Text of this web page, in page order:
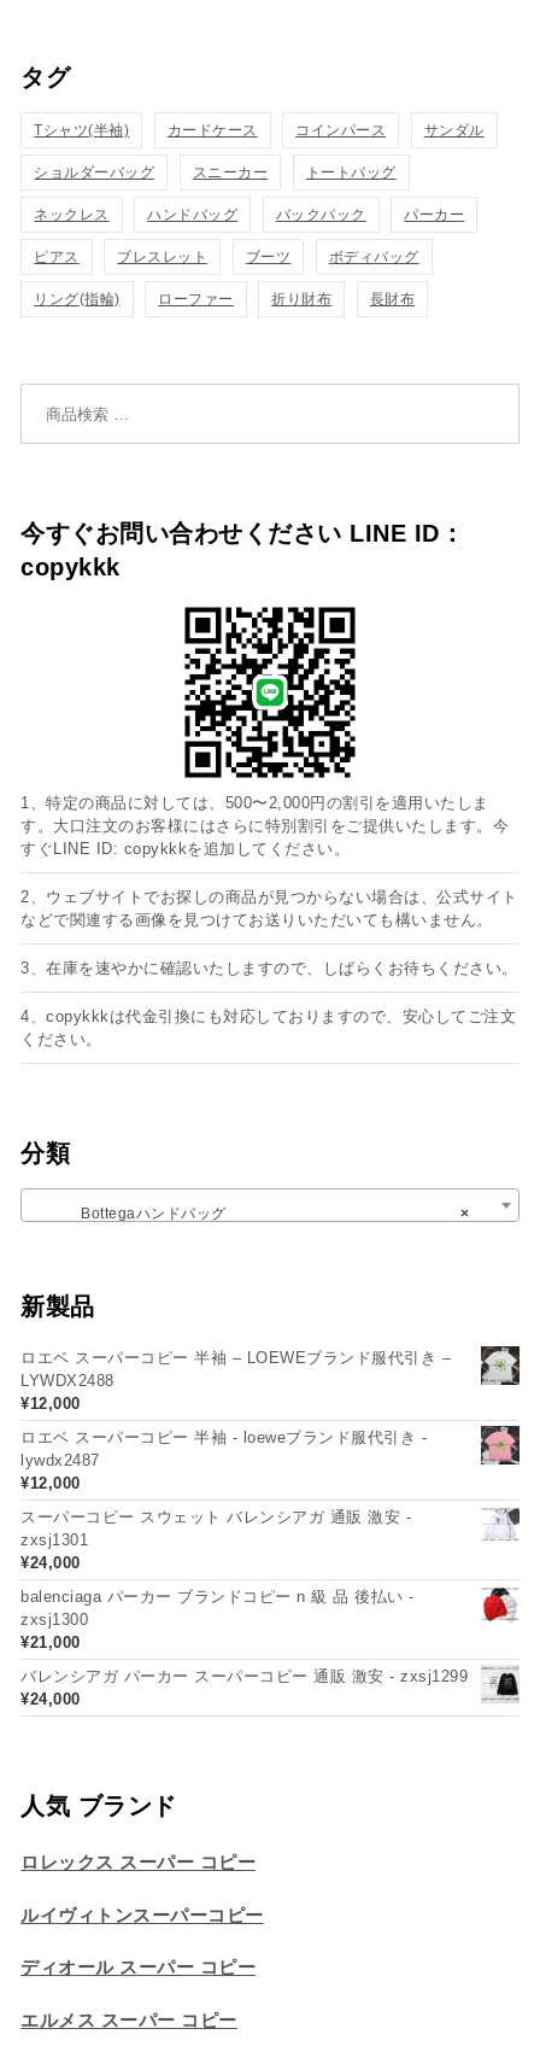
タグ
Tシャツ(半袖) カードケース コインパース サンダル
ショルダーバッグ スニーカー トートバッグ
ネックレス ハンドバッグ バックパック パーカー
ピアス ブレスレット ブーツ ボディバッグ
リング(指輪) ローファー 折り財布 長財布
今すぐお問い合わせください LINE ID：
copykkk
1、特定の商品に対しては、500〜2,000円の割引を適用いたしま
す。大口注文のお客様にはさらに特別割引をご提供いたします。今
すぐLINE ID: copykkkを追加してください。
2、ウェブサイトでお探しの商品が見つからない場合は、公式サイト
などで関連する画像を見つけてお送りいただいても構いません。
3、在庫を速やかに確認いたしますので、しばらくお待ちください。
4、copykkkは代金引換にも対応しておりますので、安心してご注文
ください。
分類
×
Bottegaハンドバッグ
新製品
ロエベ スーパーコピー 半袖 – LOEWEブランド服代引き –
LYWDX2488
¥12,000
ロエベ スーパーコピー 半袖 - loeweブランド服代引き -
lywdx2487
¥12,000
スーパーコピー スウェット バレンシアガ 通販 激安 -
zxsj1301
¥24,000
balenciaga パーカー ブランドコピー n 級 品 後払い -
zxsj1300
¥21,000
バレンシアガ パーカー スーパーコピー 通販 激安 - zxsj1299
¥24,000
人気 ブランド
ロレックス スーパー コピー
ルイヴィトンスーパーコピー
ディオール スーパー コピー
エルメス スーパー コピー